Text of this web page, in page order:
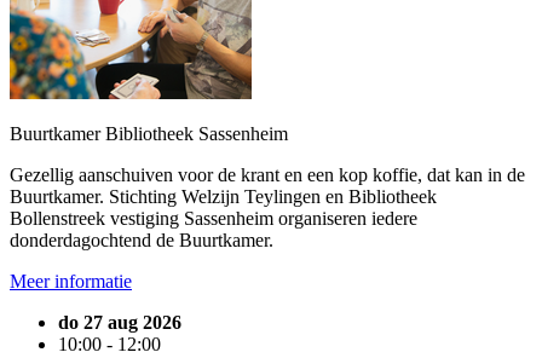
Buurtkamer Bibliotheek Sassenheim
Gezellig aanschuiven voor de krant en een kop koffie, dat kan in de
Buurtkamer. Stichting Welzijn Teylingen en Bibliotheek
Bollenstreek vestiging Sassenheim organiseren iedere
donderdagochtend de Buurtkamer.
Meer informatie
do 27 aug 2026
10:00 - 12:00